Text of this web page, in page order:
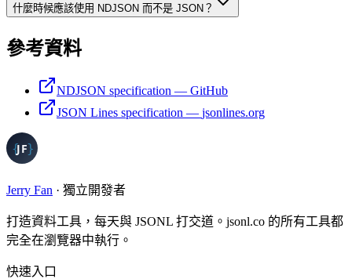
什麼時候應該使用 NDJSON 而不是 JSON？
參考資料
NDJSON specification — GitHub
JSON Lines specification — jsonlines.org
Jerry Fan · 獨立開發者
打造資料工具，每天與 JSONL 打交道。jsonl.co 的所有工具都
完全在瀏覽器中執行。
快速入口